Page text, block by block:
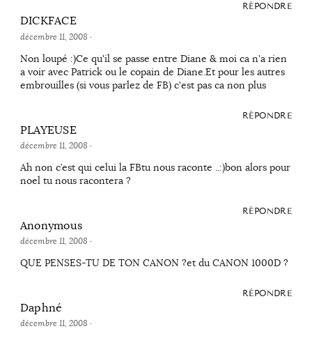
RÉPONDRE
DICKFACE
décembre 11, 2008 ·
Non loupé :)Ce qu'il se passe entre Diane & moi ca n'a rien
a voir avec Patrick ou le copain de Diane.Et pour les autres
embrouilles (si vous parlez de FB) c'est pas ca non plus
RÉPONDRE
PLAYEUSE
décembre 11, 2008 ·
Ah non c’est qui celui la FBtu nous raconte ..:)bon alors pour
noel tu nous racontera ?
RÉPONDRE
Anonymous
décembre 11, 2008 ·
QUE PENSES-TU DE TON CANON ?et du CANON 1000D ?
RÉPONDRE
Daphné
décembre 11, 2008 ·